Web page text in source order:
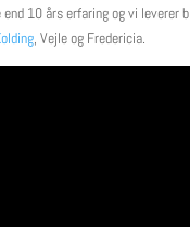
end 10 års erfaring og vi leverer
, Vejle og Fredericia.